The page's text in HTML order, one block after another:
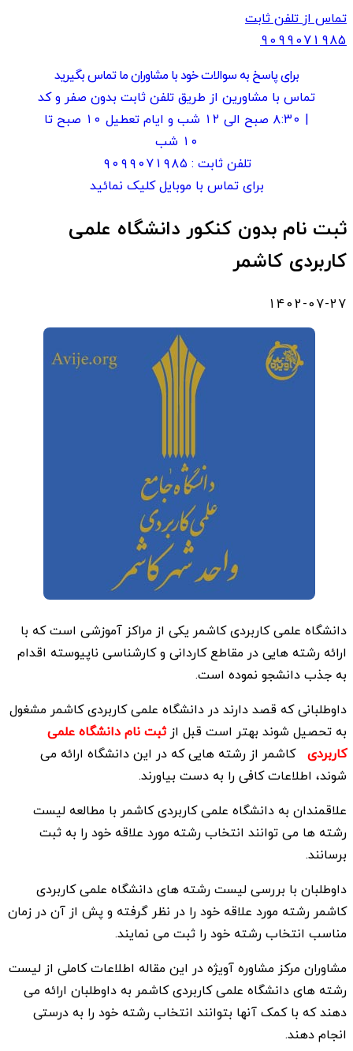
تماس از تلفن ثابت
9099071985
برای پاسخ به سوالات خود با مشاوران ما تماس بگیرید
تماس با مشاورین از طریق تلفن ثابت بدون صفر و کد
| ۸:۳۰ صبح الی ۱۲ شب و ایام تعطیل ۱۰ صبح تا
۱۰ شب
تلفن ثابت : ۹۰۹۹۰۷۱۹۸۵
برای تماس با موبایل کلیک نمائید
ثبت نام بدون کنکور دانشگاه علمی
کاربردی کاشمر
1402-07-27
دانشگاه علمی کاربردی کاشمر یکی از مراکز آموزشی است که با
ارائه رشته هایی در مقاطع کاردانی و کارشناسی ناپیوسته اقدام
به جذب دانشجو نموده است.
داوطلبانی که قصد دارند در دانشگاه علمی کاربردی کاشمر مشغول
به تحصیل شوند بهتر است قبل ازثبت نام دانشگاه علمی
کاربردی کاشمر از رشته هایی که در این دانشگاه ارائه می
شوند، اطلاعات کافی را به دست بیاورند.
علاقمندان به دانشگاه علمی کاربردی کاشمر با مطالعه لیست
رشته ها می توانند انتخاب رشته مورد علاقه خود را به ثبت
برسانند.
داوطلبان با بررسی لیست رشته های دانشگاه علمی کاربردی
کاشمر رشته مورد علاقه خود را در نظر گرفته و پش از آن در زمان
مناسب انتخاب رشته خود را ثبت می نمایند.
مشاوران مرکز مشاوره آویژه در این مقاله اطلاعات کاملی از لیست
رشته های دانشگاه علمی کاربردی کاشمر به داوطلبان ارائه می
دهند که با کمک آنها بتوانند انتخاب رشته خود را به درستی
انجام دهند.